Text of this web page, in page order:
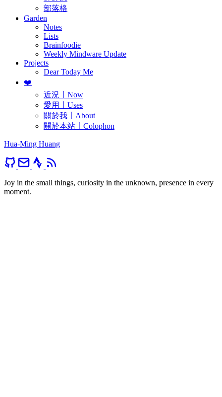
部落格
Garden
Notes
Lists
Brainfoodie
Weekly Mindware Update
Projects
Dear Today Me
❤️
近況〡Now
愛用〡Uses
關於我〡About
關於本站〡Colophon
Hua-Ming Huang
Joy in the small things, curiosity in the unknown, presence in every
moment.